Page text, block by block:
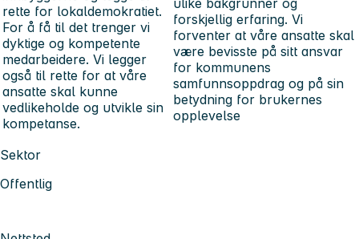
rette for lokaldemokratiet.
For å få til det trenger vi
dyktige og kompetente
medarbeidere. Vi legger
også til rette for at våre
ansatte skal kunne
vedlikeholde og utvikle sin
kompetanse.
ulike bakgrunner og
forskjellig erfaring. Vi
forventer at våre ansatte skal
være bevisste på sitt ansvar
for kommunens
samfunnsoppdrag og på sin
betydning for brukernes
opplevelse
Sektor
Offentlig